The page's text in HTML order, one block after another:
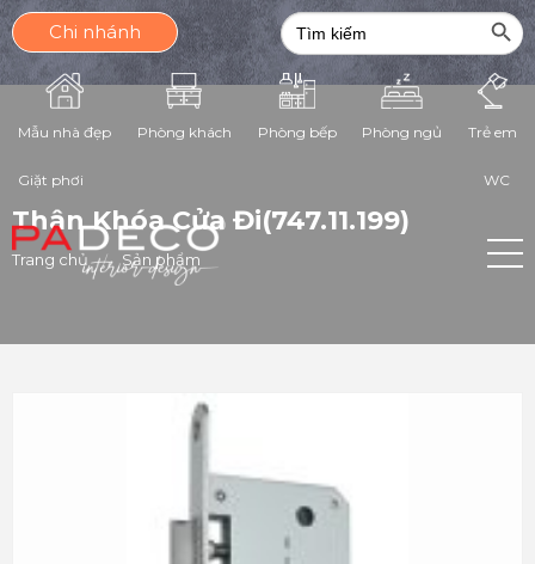
Chi nhánh
Search
for:
Search
Mẫu nhà đẹp Phòng khách Phòng bếp Phòng ngủ Trẻ em
Giặt phơi WC
Thân Khóa Cửa Đi(747.11.199)
Trang chủ Sản phẩm